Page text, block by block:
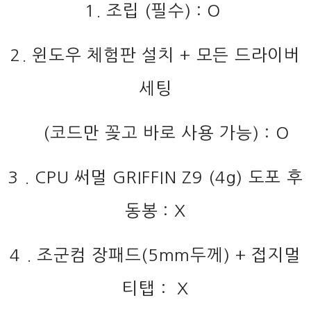
1. 조립 (필수) : O
2. 윈도우 체험판 설치 + 모든 드라이버
세팅
(코드만 꽂고 바로 사용 가능) : O
3 . CPU 써멀 GRIFFIN Z9 (4g) 도포 후
동봉 : X
4 . 조군컴 장패드(5mm두께) + 접지멀
티탭 : X